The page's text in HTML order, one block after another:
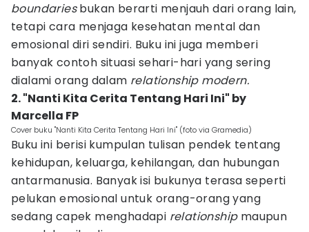
boundariesbukan berarti menjauh dari orang lain,
tetapi cara menjaga kesehatan mental dan
emosional diri sendiri. Buku ini juga memberi
banyak contoh situasi sehari-hari yang sering
dialami orang dalam relationship modern.
2. "Nanti Kita Cerita Tentang Hari Ini" by
Marcella FP
Cover buku "Nanti Kita Cerita Tentang Hari Ini" (foto via Gramedia)
Buku ini berisi kumpulan tulisan pendek tentang
kehidupan, keluarga, kehilangan, dan hubungan
antarmanusia. Banyak isi bukunya terasa seperti
pelukan emosional untuk orang-orang yang
sedang capek menghadapi relationshipmaupun